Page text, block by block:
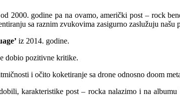
2000. godine pa na ovamo, američki post – rock
sa raznim zvukovima zasigurno zaslužuju našu
iz 2014. godine.
dobio pozitivne kritike.
i očito koketiranje sa drone odnosno doom
karakteristike post – rocka nalazimo i na albumu